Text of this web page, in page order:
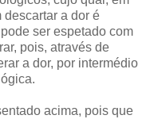
descartar a dor é
ser espetado com
pois, através de
a dor, por intermédio
acima, pois que